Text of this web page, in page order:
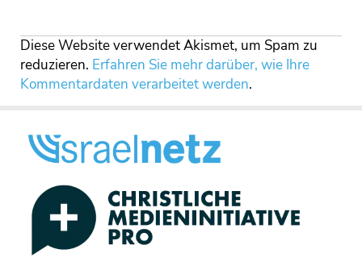
Diese Website verwendet Akismet, um Spam zu
reduzieren. Erfahren Sie mehr darüber, wie Ihre
Kommentardaten verarbeitet werden.